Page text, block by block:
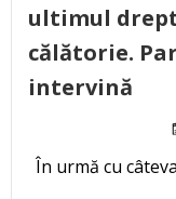
ultimul
călătorie.
intervină
În urmă cu